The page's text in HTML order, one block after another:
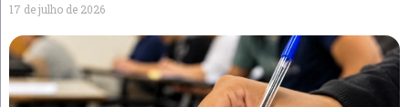
17 de julho de 2026